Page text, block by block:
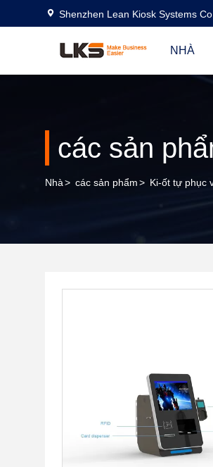
Shenzhen Lean Kiosk Systems
NHÀ
các sản
Nhà> các sản phẩm> Ki-ốt tự phục